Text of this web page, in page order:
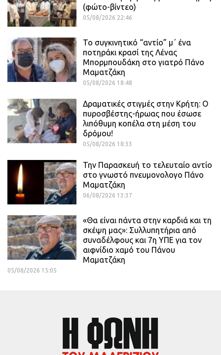
(φώτο-βίντεο)
05/08/2026 22:46
Το συγκινητικό “αντίο” μ΄ ένα
ποτηράκι κρασί της Λένας
Μπορμπουδάκη στο γιατρό Πάνο
Μαματζάκη
05/08/2026 18:48
Δραματικές στιγμές στην Κρήτη: Ο
πυροσβέστης-ήρωας που έσωσε
λιπόθυμη κοπέλα στη μέση του
δρόμου!
05/08/2026 18:33
Την Παρασκευή το τελευταίο αντίο
στο γνωστό πνευμονολογο Πάνο
Μαματζάκη
06/08/2026 13:37
«Θα είναι πάντα στην καρδιά και τη
σκέψη μας»: Συλλυπητήρια από
συναδέλφους και 7η ΥΠΕ για τον
αιφνίδιο χαμό του Πάνου
Μαματζάκη
05/08/2026 15:05